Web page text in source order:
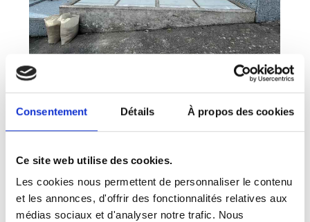
Consentement Détails À propos des cookies
Ce site web utilise des cookies.
Les cookies nous permettent de personnaliser le contenu
et les annonces, d'offrir des fonctionnalités relatives aux
médias sociaux et d'analyser notre trafic. Nous